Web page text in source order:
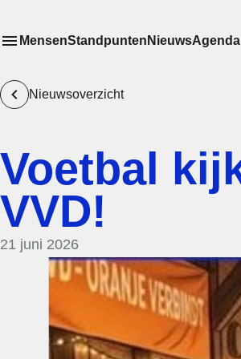
Toon het submenu van
Meer menu items
MensenStandpunten NieuwsAgenda
Nieuwsoverzicht
Voetbal
VVD!
21 juni 2026